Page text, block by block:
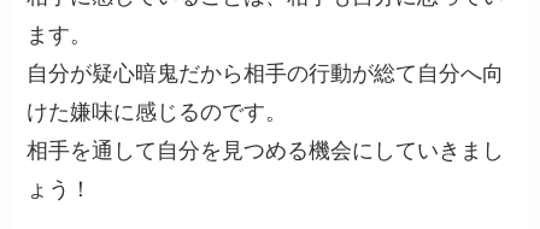
ます。
自分が疑心暗鬼だから相手の行動が総て自分へ向
けた嫌味に感じるのです。
相手を通して自分を見つめる機会にしていきまし
ょう！